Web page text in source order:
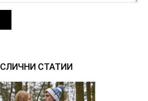
СЛИЧНИ СТАТИИ